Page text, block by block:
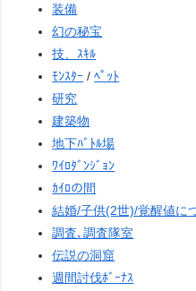
装備
幻の秘宝
技、ｽｷﾙ
ﾓﾝｽﾀｰ /ﾍﾟｯﾄ
研究
建築物
地下ﾊﾞﾄﾙ場
ﾜｲﾛﾀﾞﾝｼﾞｮﾝ
ｶｲﾛの間
結婚/子供(2世)/覚醒値に
調査､調査隊室
伝説の洞窟
週間討伐ﾎﾞｰﾅｽ